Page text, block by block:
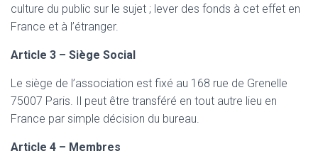
culture du public sur le sujet ; lever des fonds à cet effet en
France et à l’étranger.
Article 3 – Siège Social
Le siège de l’association est fixé au 168 rue de Grenelle
75007 Paris. Il peut être transféré en tout autre lieu en
France par simple décision du bureau.
Article 4 – Membres